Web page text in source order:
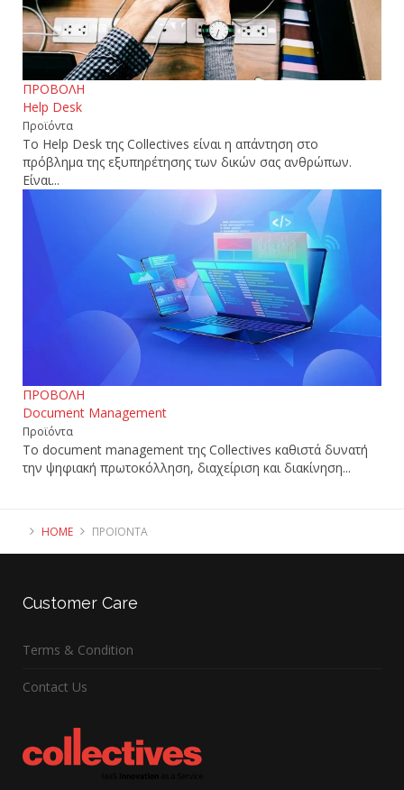
ΠΡΟΒΟΛΗ
Help Desk
Προϊόντα
Το Help Desk της Collectives είναι η απάντηση στο
πρόβλημα της εξυπηρέτησης των δικών σας ανθρώπων.
Είναι...
ΠΡΟΒΟΛΗ
Document Management
Προϊόντα
Το document management της Collectives καθιστά δυνατή
την ψηφιακή πρωτοκόλληση, διαχείριση και διακίνηση...
HOME ΠΡΟΪΌΝΤΑ
Customer Care
Terms & Condition
Contact Us